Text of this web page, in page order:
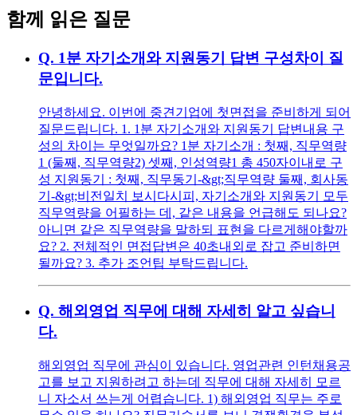
함께 읽은 질문
Q. 1분 자기소개와 지원동기 답변 구성차이 질
문입니다.
안녕하세요. 이번에 중견기업에 첫면접을 준비하게 되어
질문드립니다. 1. 1분 자기소개와 지원동기 답변내용 구
성의 차이는 무엇일까요? 1분 자기소개 : 첫째, 직무역량
1 (둘째, 직무역량2) 셋째, 인성역량1 총 450자이내로 구
성 지원동기 : 첫째, 직무동기-&gt;직무역량 둘째, 회사동
기-&gt;비전일치 보시다시피, 자기소개와 지원동기 모두
직무역량을 어필하는 데, 같은 내용을 언급해도 되나요?
아니면 같은 직무역량을 말하되 표현을 다르게해야할까
요? 2. 전체적인 면접답변은 40초내외로 잡고 준비하면
될까요? 3. 추가 조언팁 부탁드립니다.
Q. 해외영업 직무에 대해 자세히 알고 싶습니
다.
해외영업 직무에 관심이 있습니다. 영업관련 인턴채용공
고를 보고 지원하려고 하는데 직무에 대해 자세히 모르
니 자소서 쓰는게 어렵습니다. 1) 해외영업 직무는 주로